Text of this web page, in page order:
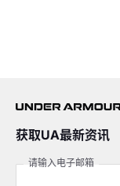
获取UA最新资讯
请输入电子邮箱